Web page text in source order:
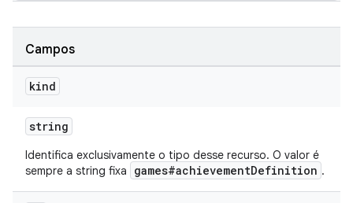
Campos
kind
string
Identifica exclusivamente o tipo desse recurso. O valor é
sempre a string fixa
games#achievementDefinition .